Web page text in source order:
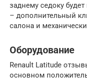
заднему седоку
– дополнительный
салона и
Оборудование
Renault Latitude
основном